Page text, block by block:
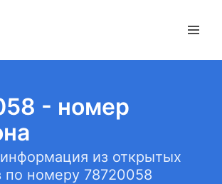
- номер
из открытых
по номеру 78720058